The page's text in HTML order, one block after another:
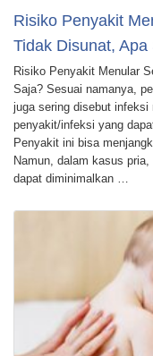
Risiko Penyakit
Tidak Disunat, Apa
Risiko Penyakit Menular
Saja? Sesuai namanya,
juga sering disebut
penyakit/infeksi yang
Penyakit ini bisa
Namun, dalam kasus
dapat diminimalkan …